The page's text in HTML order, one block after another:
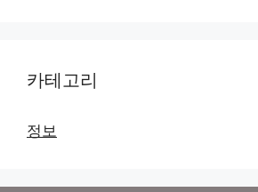
카테고리
정보